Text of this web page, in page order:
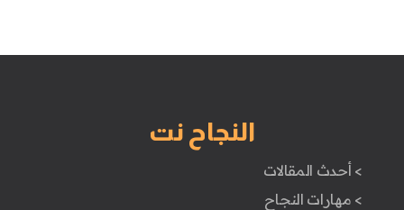
النجاح نت
> أحدث المقالات
> مهارات النجاح